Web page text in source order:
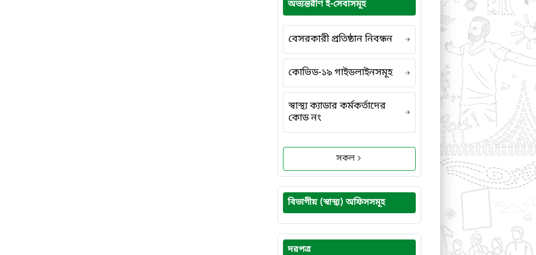
অভ্যন্তরীণ ই-সেবাসমূহ
বেসরকারী প্রতিষ্ঠান নিবন্ধন
কোভিড-১৯ গাইডলাইনসমূহ
স্বাস্থ্য ক্যাডার কর্মকর্তাদের
কোড নং
সকল
বিভাগীয় (স্বাস্থ্য) অফিসসমূহ
দরপত্র